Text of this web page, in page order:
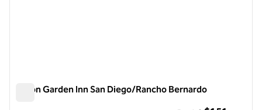
Hilton Garden Inn San Diego/Rancho Bernardo